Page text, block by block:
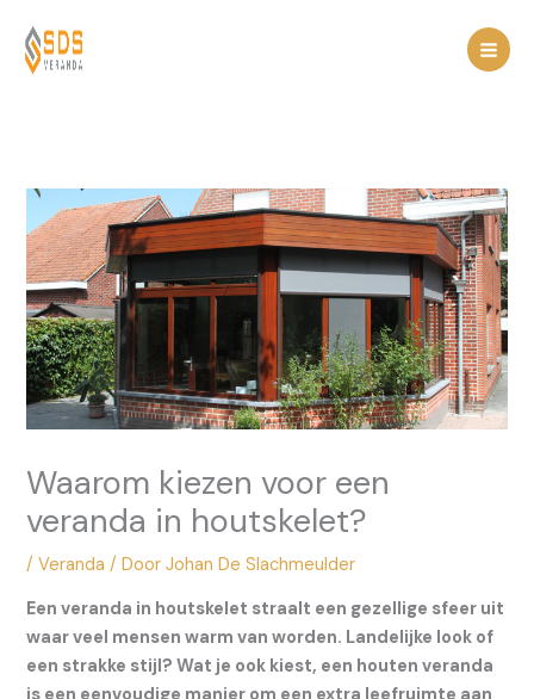
naar
Waarom kiezen voor een
veranda in houtskelet?
/Veranda / DoorJohan De Slachmeulder
Een veranda in houtskelet straalt een gezellige sfeer uit
waar veel mensen warm van worden. Landelijke look of
een strakke stijl? Wat je ook kiest, een houten veranda
is een eenvoudige manier om een extra leefruimte aan